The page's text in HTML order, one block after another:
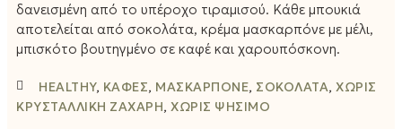
δανεισμένη από το υπέροχο τιραμισού. Κάθε μπουκιά
αποτελείται από σοκολάτα, κρέμα μασκαρπόνε με μέλι,
μπισκότο βουτηγμένο σε καφέ και χαρουπόσκονη.
HEALTHY, ΚΑΦΈΣ, ΜΑΣΚΑΡΠΌΝΕ, ΣΟΚΟΛΆΤΑ, ΧΩΡΊΣ
ΚΡΥΣΤΑΛΛΙΚΉ ΖΆΧΑΡΗ, ΧΩΡΊΣ ΨΉΣΙΜΟ